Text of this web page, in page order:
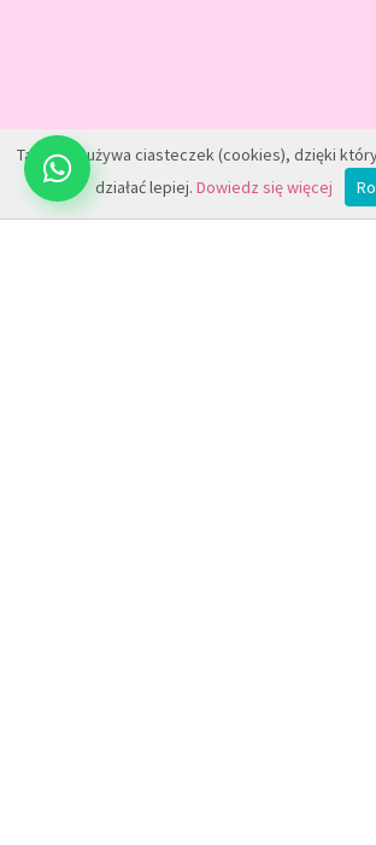
Ta strona używa ciasteczek (cookies), dzięki
działać lepiej. Dowiedz się więcej